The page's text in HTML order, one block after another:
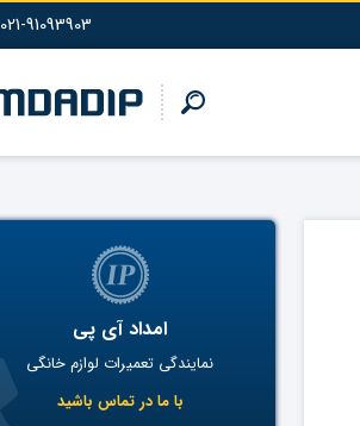
021-91093903
امداد آی پی
نمایندگی تعمیرات لوازم خانگی
با ما در تماس باشید